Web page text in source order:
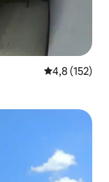
4,8 av 5 i
4,8 (152)